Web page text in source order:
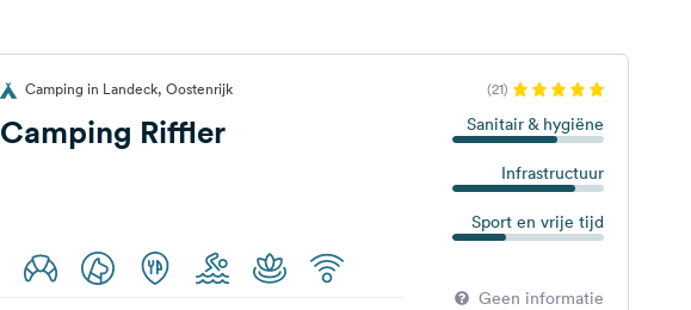
Camping in Landeck, Oostenrijk (21)
Camping Riffler Sanitair & hygiëne
Infrastructuur
Sport en vrije tijd
Geen informatie